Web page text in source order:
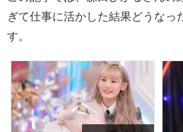
ぎて仕事に活かした結果どうなっ
す。